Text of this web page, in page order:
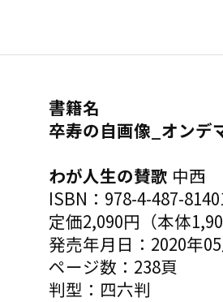
書籍名
卒寿の自画像_オンデ
わが人生の賛歌 中西
ISBN：978-4-487-
定価2,090円（本体
発売年月日：2020年
ページ数：238頁
判型：四六判